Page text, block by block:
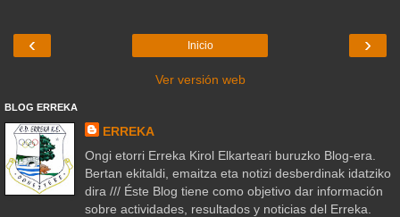
‹ ›
Inicio
Ver versión web
BLOG ERREKA
ERREKA
Ongi etorri Erreka Kirol Elkarteari buruzko Blog-era.
Bertan ekitaldi, emaitza eta notizi desberdinak idatziko
dira /// Éste Blog tiene como objetivo dar información
sobre actividades, resultados y noticias del Erreka.